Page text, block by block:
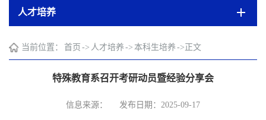
人才培养
当前位置： 首页 -> 人才培养 -> 本科生培养 ->正文
特殊教育系召开考研动员暨经验分享会
信息来源： 发布日期：2025-09-17